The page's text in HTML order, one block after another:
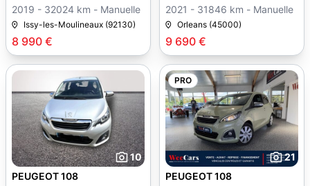
8 990 €
2019 - 32024 km - Manuelle
Issy-les-Moulineaux (92130)
9 690 €
2021 - 31846 km - Manuelle
Orleans (45000)
10
PEUGEOT 108
PRO
21
PEUGEOT 108